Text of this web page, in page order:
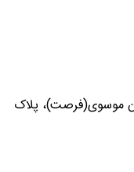
موسوی(فرصت)، پلاک